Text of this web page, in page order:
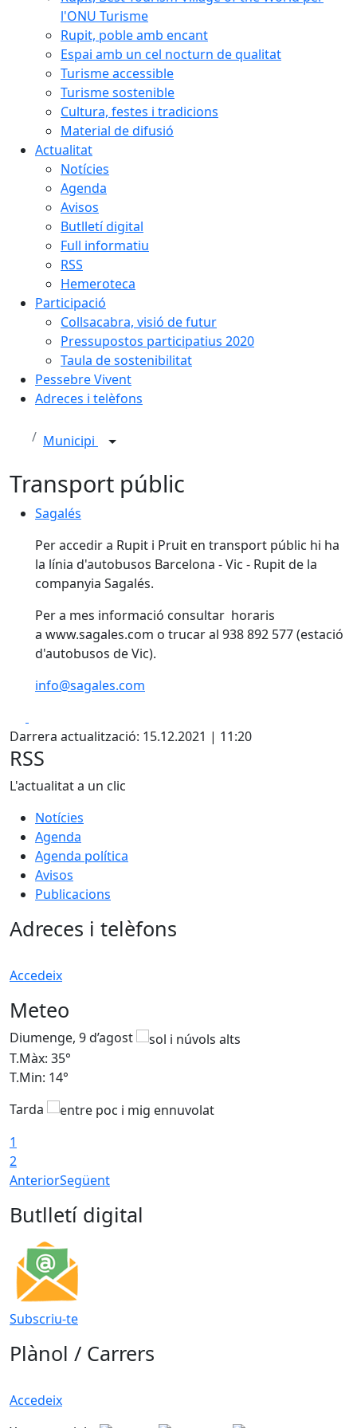
l'ONU Turisme
Rupit, poble amb encant
Espai amb un cel nocturn de qualitat
Turisme accessible
Turisme sostenible
Cultura, festes i tradicions
Material de difusió
Actualitat
Notícies
Agenda
Avisos
Butlletí digital
Full informatiu
RSS
Hemeroteca
Participació
Collsacabra, visió de futur
Pressupostos participatius 2020
Taula de sostenibilitat
Pessebre Vivent
Adreces i telèfons
Municipi
Transport públic
Sagalés
Per accedir a Rupit i Pruit en transport públic hi ha
la línia d'autobusos Barcelona - Vic - Rupit de la
companyia Sagalés.
Per a mes informació consultar horaris
a www.sagales.com o trucar al 938 892 577 (estació
d'autobusos de Vic).
info@sagales.com
Darrera actualització: 15.12.2021 | 11:20
RSS
L'actualitat a un clic
Notícies
Agenda
Agenda política
Avisos
Publicacions
Adreces i telèfons
Accedeix
Meteo
Diumenge, 9 d’agost
T.Màx: 35°
T.Min: 14°
Tarda
1
2
AnteriorSegüent
Butlletí digital
Subscriu-te
Plànol / Carrers
Accedeix